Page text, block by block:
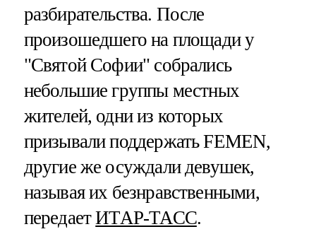
разбирательства. После
произошедшего на площади у
"Святой Софии" собрались
небольшие группы местных
жителей, одни из которых
призывали поддержать FEMEN,
другие же осуждали девушек,
называя их безнравственными,
передаетИТАР-ТАСС.